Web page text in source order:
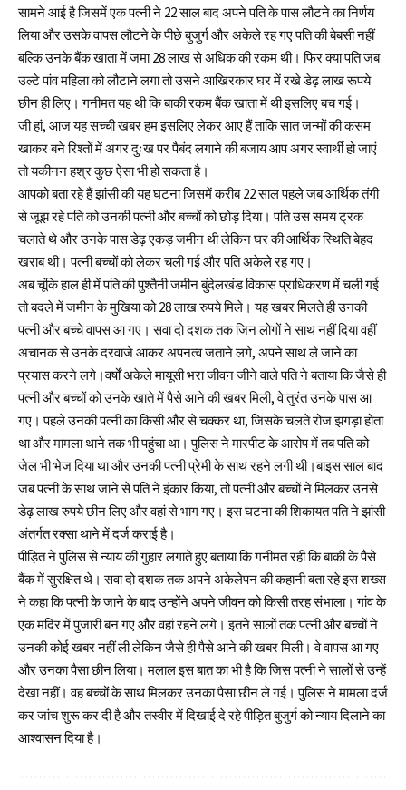
सामने आई है जिसमें एक पत्नी ने 22 साल बाद अपने पति के पास लौटने का निर्णय
लिया और उसके वापस लौटने के पीछे बुजुर्ग और अकेले रह गए पति की बेबसी नहीं
बल्कि उनके बैंक खाता में जमा 28 लाख से अधिक की रकम थी। फिर क्या पति जब
उल्टे पांव महिला को लौटाने लगा तो उसने आखिरकार घर में रखे डेढ़ लाख रूपये
छीन ही लिए। गनीमत यह थी कि बाकी रकम बैंक खाता में थी इसलिए बच गई।
जी हां, आज यह सच्ची खबर हम इसलिए लेकर आए हैं ताकि सात जन्मों की कसम
खाकर बने रिश्तों में अगर दुःख पर पैबंद लगाने की बजाय आप अगर स्वार्थी हो जाएं
तो यकीनन हश्र कुछ ऐसा भी हो सकता है।
आपको बता रहे हैं झांसी की यह घटना जिसमें करीब 22 साल पहले जब आर्थिक तंगी
से जूझ रहे पति को उनकी पत्नी और बच्चों को छोड़ दिया। पति उस समय ट्रक
चलाते थे और उनके पास डेढ़ एकड़ जमीन थी लेकिन घर की आर्थिक स्थिति बेहद
खराब थी। पत्नी बच्चों को लेकर चली गई और पति अकेले रह गए।
अब चूंकि हाल ही में पति की पुश्तैनी जमीन बुंदेलखंड विकास प्राधिकरण में चली गई
तो बदले में जमीन के मुखिया को 28 लाख रुपये मिले। यह खबर मिलते ही उनकी
पत्नी और बच्चे वापस आ गए। सवा दो दशक तक जिन लोगों ने साथ नहीं दिया वहीं
अचानक से उनके दरवाजे आकर अपनत्व जताने लगे, अपने साथ ले जाने का
प्रयास करने लगे।वर्षों अकेले मायूसी भरा जीवन जीने वाले पति ने बताया कि जैसे ही
पत्नी और बच्चों को उनके खाते में पैसे आने की खबर मिली, वे तुरंत उनके पास आ
गए। पहले उनकी पत्नी का किसी और से चक्कर था, जिसके चलते रोज झगड़ा होता
था और मामला थाने तक भी पहुंचा था। पुलिस ने मारपीट के आरोप में तब पति को
जेल भी भेज दिया था और उनकी पत्नी प्रेमी के साथ रहने लगी थी।बाइस साल बाद
जब पत्नी के साथ जाने से पति ने इंकार किया, तो पत्नी और बच्चों ने मिलकर उनसे
डेढ़ लाख रुपये छीन लिए और वहां से भाग गए। इस घटना की शिकायत पति ने झांसी
अंतर्गत रक्सा थाने में दर्ज कराई है।
पीड़ित ने पुलिस से न्याय की गुहार लगाते हुए बताया कि गनीमत रही कि बाकी के पैसे
बैंक में सुरक्षित थे। सवा दो दशक तक अपने अकेलेपन की कहानी बता रहे इस शख्स
ने कहा कि पत्नी के जाने के बाद उन्होंने अपने जीवन को किसी तरह संभाला। गांव के
एक मंदिर में पुजारी बन गए और वहां रहने लगे। इतने सालों तक पत्नी और बच्चों ने
उनकी कोई खबर नहीं ली लेकिन जैसे ही पैसे आने की खबर मिली। वे वापस आ गए
और उनका पैसा छीन लिया। मलाल इस बात का भी है कि जिस पत्नी ने सालों से उन्हें
देखा नहीं। वह बच्चों के साथ मिलकर उनका पैसा छीन ले गई। पुलिस ने मामला दर्ज
कर जांच शुरू कर दी है और तस्वीर में दिखाई दे रहे पीड़ित बुजुर्ग को न्याय दिलाने का
आश्वासन दिया है।